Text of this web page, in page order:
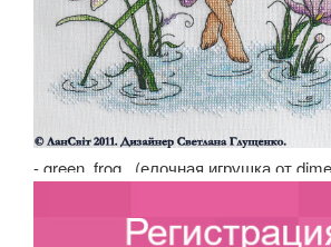
- green_frog_ (елочная игрушка от